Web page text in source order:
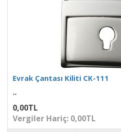
Evrak Çantası Kiliti CK-111
..
0,00TL
Vergiler Hariç: 0,00TL